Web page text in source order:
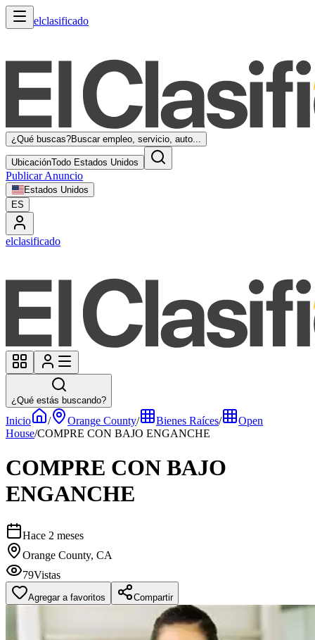
elclasificado
¿Qué buscas?Buscar empleo, servicio, auto...
UbicaciónTodo Estados Unidos
Publicar Anuncio
Estados Unidos
ES
elclasificado
¿Qué estás buscando?
Inicio / Orange County/ Bienes Raíces/
Open
House/COMPRE CON BAJO ENGANCHE
COMPRE CON BAJO
ENGANCHE
Hace 2 meses
Orange County, CA
79Vistas
Agregar a favoritos Compartir